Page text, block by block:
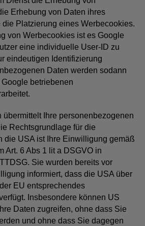
Erhebung von Daten ihres
Platzierung eines Werbecookies.
von Werbecookies ist es Google
eine individuelle User-ID zu
eindeutigen Identifizierung
Daten werden sodann
betriebenen
übermittelt Ihre personenbezogenen
Rechtsgrundlage für die
die USA ist Ihre Einwilligung gemäß
Art. 6 Abs 1 lit a DSGVO in
Sie wurden bereits vor
informiert, dass die USA über
EU entsprechendes
Insbesondere können US
Daten zugreifen, ohne dass Sie
und ohne dass Sie dagegen